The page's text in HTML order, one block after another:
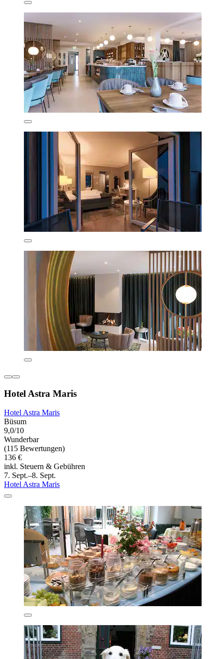
Hotel Astra Maris
Hotel Astra Maris
Büsum
9,0/10
Wunderbar
(115 Bewertungen)
136 €
inkl. Steuern & Gebühren
7. Sept.–8. Sept.
Hotel Astra Maris